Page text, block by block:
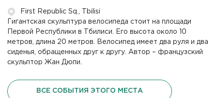
First Republic Sq., Tbilisi
Гигантская скульптура велосипеда стоит на площади
Первой Республики в Тбилиси. Его высота около 10
метров, длина 20 метров. Велосипед имеет два руля и два
сиденья, обращенных друг к другу. Автор – французский
скульптор Жан Дюпи.
ВСЕ СОБЫТИЯ ЭТОГО МЕСТА